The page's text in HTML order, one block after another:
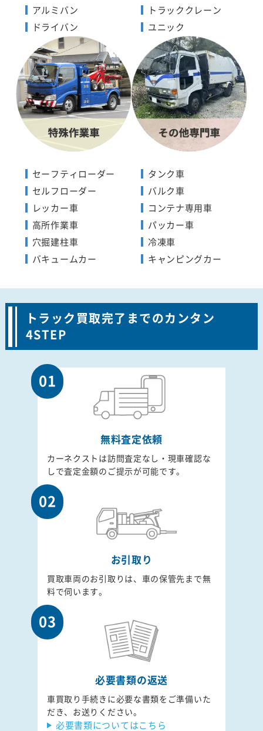
アルミバン
ドライバン
トラッククレーン
ユニック
セーフティローダー
セルフローダー
レッカー車
高所作業車
穴掘建柱車
バキュームカー
タンク車
バルク車
コンテナ専用車
パッカー車
冷凍車
キャンピングカー
トラック買取完了までのカンタン
4STEP
01
無料査定依頼
カーネクストは訪問査定なし・現車確認な
しで査定金額のご提示が可能です。
02
お引取り
買取車両のお引取りは、車の保管先まで無
料で伺います。
03
必要書類の返送
車買取り手続きに必要な書類をご準備いた
だき、お送りください。
必要書類についてはこちら